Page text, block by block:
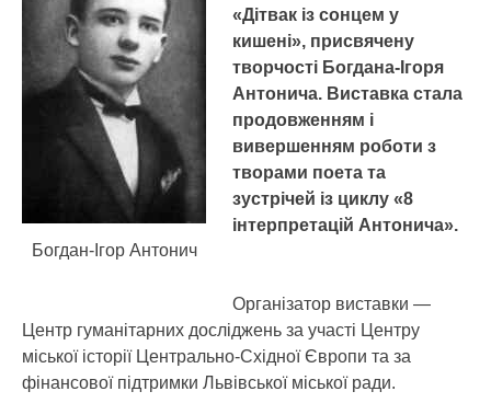
Богдан-Ігор Антонич
«Дітвак із сонцем у
кишені», присвячену
творчості Богдана-Ігоря
Антонича. Виставка стала
продовженням і
вивершенням роботи з
творами поета та
зустрічей із циклу «8
інтерпретацій Антонича».
Організатор виставки —
Центр гуманітарних досліджень за участі Центру
міської історії Центрально-Східної Європи та за
фінансової підтримки Львівської міської ради.